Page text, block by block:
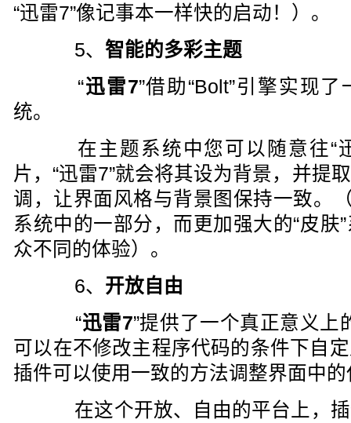
“迅雷7”像记事本一样快的启动！）。
5、智能的多彩主题
“迅雷7”借助“Bolt”引擎实现
统。
在主题系统中您可以随意往“
片，“迅雷7”就会将其设为背景，并提
调，让界面风格与背景图保持一致。
系统中的一部分，而更加强大的“皮肤
众不同的体验）。
6、 开放自由
“迅雷7”提供了一个真正意义上
可以在不修改主程序代码的条件下自
插件可以使用一致的方法调整界面中的
在这个开放、自由的平台上，插